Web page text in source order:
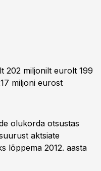
202 miljonilt eurolt 199
miljoni eurost
olukorda otsustas
aktsiate
lõppema 2012. aasta